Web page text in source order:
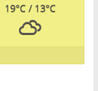
19°C/ 13°C